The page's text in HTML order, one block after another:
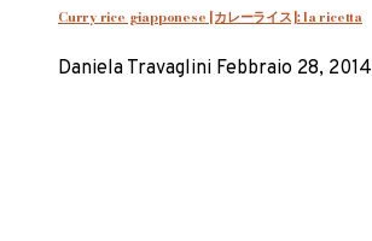
Curry rice giapponese [カレーライス]: la ricetta
Daniela Travaglini Febbraio 28, 2014